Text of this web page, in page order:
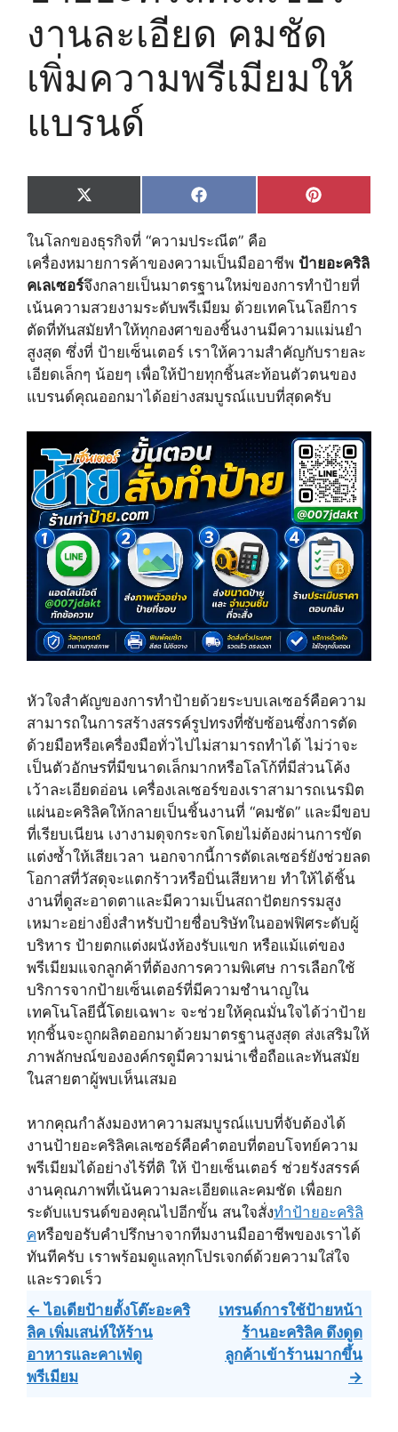
งานละเอียด คมชัด
เพิ่มความพรีเมียมให้
แบรนด์
Share
on
X
(
w
i
t
t
e
r
)
Share
on
F
a
e
b
o
k
Share
on
P
i
e
r
e
s
t
ในโลกของธุรกิจที่ “ความประณีต” คือ
เครื่องหมายการค้าของความเป็นมืออาชีพ ป้ายอะคริลิ
คเลเซอร์จึงกลายเป็นมาตรฐานใหม่ของการทำป้ายที่
เน้นความสวยงามระดับพรีเมียม ด้วยเทคโนโลยีการ
ตัดที่ทันสมัยทำให้ทุกองศาของชิ้นงานมีความแม่นยำ
สูงสุด ซึ่งที่ ป้ายเซ็นเตอร์ เราให้ความสำคัญกับรายละ
เอียดเล็กๆ น้อยๆ เพื่อให้ป้ายทุกชิ้นสะท้อนตัวตนของ
แบรนด์คุณออกมาได้อย่างสมบูรณ์แบบที่สุดครับ
หัวใจสำคัญของการทำป้ายด้วยระบบเลเซอร์คือความ
สามารถในการสร้างสรรค์รูปทรงที่ซับซ้อนซึ่งการตัด
ด้วยมือหรือเครื่องมือทั่วไปไม่สามารถทำได้ ไม่ว่าจะ
เป็นตัวอักษรที่มีขนาดเล็กมากหรือโลโก้ที่มีส่วนโค้ง
เว้าละเอียดอ่อน เครื่องเลเซอร์ของเราสามารถเนรมิต
แผ่นอะคริลิคให้กลายเป็นชิ้นงานที่ “คมชัด” และมีขอบ
ที่เรียบเนียน เงางามดุจกระจกโดยไม่ต้องผ่านการขัด
แต่งซ้ำให้เสียเวลา นอกจากนี้การตัดเลเซอร์ยังช่วยลด
โอกาสที่วัสดุจะแตกร้าวหรือบิ่นเสียหาย ทำให้ได้ชิ้น
งานที่ดูสะอาดตาและมีความเป็นสถาปัตยกรรมสูง
เหมาะอย่างยิ่งสำหรับป้ายชื่อบริษัทในออฟฟิศระดับผู้
บริหาร ป้ายตกแต่งผนังห้องรับแขก หรือแม้แต่ของ
พรีเมียมแจกลูกค้าที่ต้องการความพิเศษ การเลือกใช้
บริการจากป้ายเซ็นเตอร์ที่มีความชำนาญใน
เทคโนโลยีนี้โดยเฉพาะ จะช่วยให้คุณมั่นใจได้ว่าป้าย
ทุกชิ้นจะถูกผลิตออกมาด้วยมาตรฐานสูงสุด ส่งเสริมให้
ภาพลักษณ์ขององค์กรดูมีความน่าเชื่อถือและทันสมัย
ในสายตาผู้พบเห็นเสมอ
หากคุณกำลังมองหาความสมบูรณ์แบบที่จับต้องได้
งานป้ายอะคริลิคเลเซอร์คือคำตอบที่ตอบโจทย์ความ
พรีเมียมได้อย่างไร้ที่ติ ให้ ป้ายเซ็นเตอร์ ช่วยรังสรรค์
งานคุณภาพที่เน้นความละเอียดและคมชัด เพื่อยก
ระดับแบรนด์ของคุณไปอีกขั้น สนใจสั่งทำป้ายอะคริลิ
คหรือขอรับคำปรึกษาจากทีมงานมืออาชีพของเราได้
ทันทีครับ เราพร้อมดูแลทุกโปรเจกต์ด้วยความใส่ใจ
และรวดเร็ว
Post
navigation
← ไอเดียป้ายตั้งโต๊ะอะคริ
ลิค เพิ่มเสน่ห์ให้ร้าน
อาหารและคาเฟ่ดู
พรีเมียม
เทรนด์การใช้ป้ายหน้า
ร้านอะคริลิค ดึงดูด
ลูกค้าเข้าร้านมากขึ้น
→